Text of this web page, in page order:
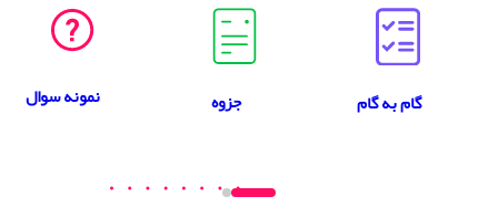
گام به گام جزوه نمونه سوال